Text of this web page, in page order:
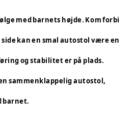
med barnets højde. Kom forbi
kan en smal autostol være en
og stabilitet er på plads.
sammenklappelig autostol,
barnet.